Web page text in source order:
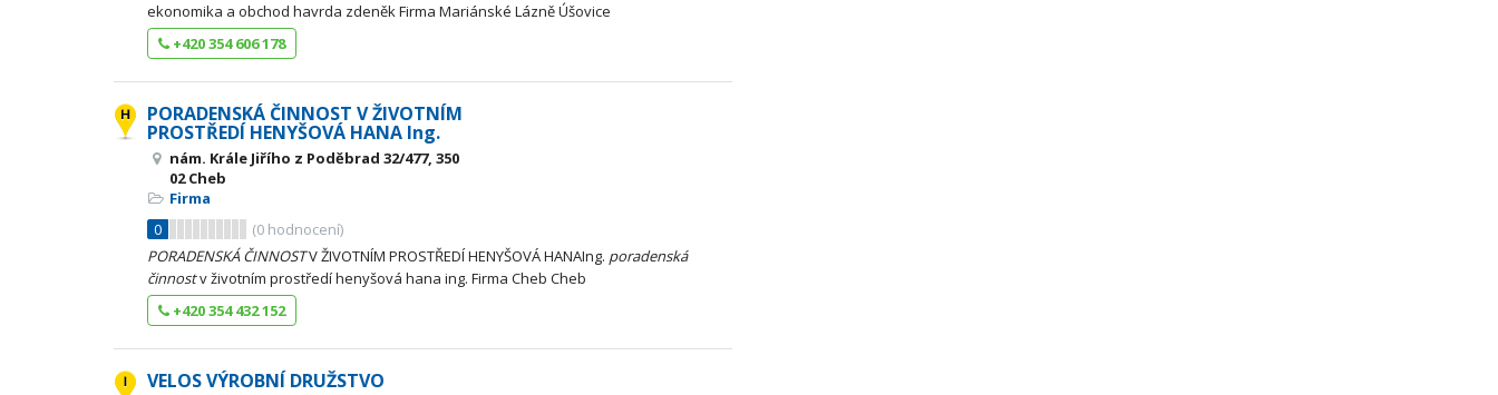
ekonomika a obchod havrda zdeněk Firma Mariánské Lázně Úšovice
+420 354 606 178
PORADENSKÁ ČINNOST V ŽIVOTNÍM
PROSTŘEDÍ HENYŠOVÁ HANA Ing.
nám. Krále Jiřího z Poděbrad 32/477, 350
02 Cheb
Firma
0
(0 hodnocení)
PORADENSKÁ ČINNOSTV ŽIVOTNÍM PROSTŘEDÍ HENYŠOVÁ HANAIng. poradenská
činnostv životním prostředí henyšová hana ing. Firma Cheb Cheb
+420 354 432 152
VELOS VÝROBNÍ DRUŽSTVO